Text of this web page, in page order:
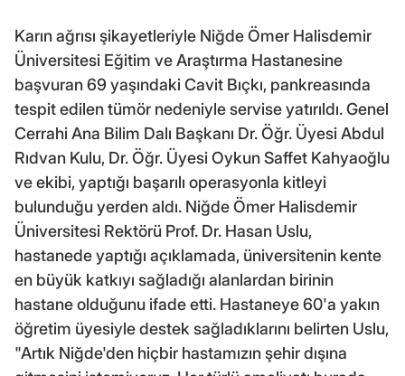
Karın ağrısı şikayetleriyle Niğde Ömer Halisdemir
Üniversitesi Eğitim ve Araştırma Hastanesine
başvuran 69 yaşındaki Cavit Bıçkı, pankreasında
tespit edilen tümör nedeniyle servise yatırıldı. Genel
Cerrahi Ana Bilim Dalı Başkanı Dr. Öğr. Üyesi Abdul
Rıdvan Kulu, Dr. Öğr. Üyesi Oykun Saffet Kahyaoğlu
ve ekibi, yaptığı başarılı operasyonla kitleyi
bulunduğu yerden aldı. Niğde Ömer Halisdemir
Üniversitesi Rektörü Prof. Dr. Hasan Uslu,
hastanede yaptığı açıklamada, üniversitenin kente
en büyük katkıyı sağladığı alanlardan birinin
hastane olduğunu ifade etti. Hastaneye 60'a yakın
öğretim üyesiyle destek sağladıklarını belirten Uslu,
"Artık Niğde'den hiçbir hastamızın şehir dışına